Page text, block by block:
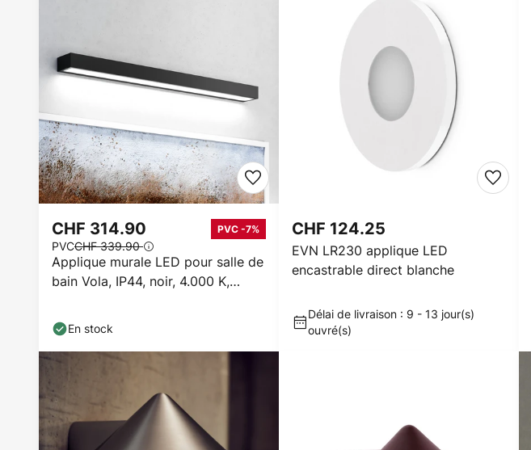
Applique murale LED pour salle de
bain Vola, IP44, noir, 4.000 K,
CHF 314.90 PVC -7%
PVCCHF 339.90
En stock
EVN LR230 applique LED
encastrable direct blanche
CHF 124.25
Délai de livraison : 9 - 13 jour(s)
ouvré(s)